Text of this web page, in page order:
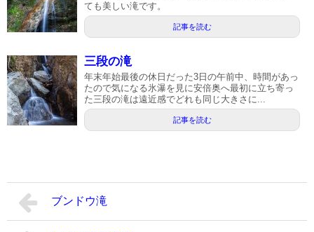
ても美しい滝です。
記事を読む
三段の滝
年末年始最後の休日だった3日の午前中、時間があっ
たので気になる氷瀑を見に安倍奥へ最初に立ち寄っ
た三段の滝は遠近感でどれも同じ大きさに...
記事を読む
ブンドウ滝